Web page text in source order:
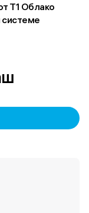
Т1 Облако
системе